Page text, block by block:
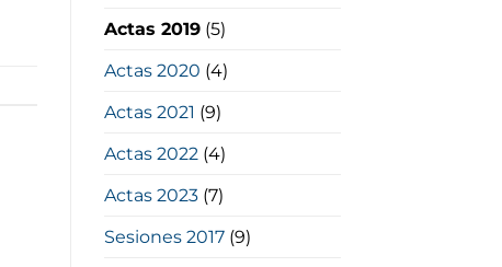
Actas 2019(5)
Actas 2020 (4)
Actas 2021 (9)
Actas 2022(4)
Actas 2023(7)
Sesiones 2017(9)